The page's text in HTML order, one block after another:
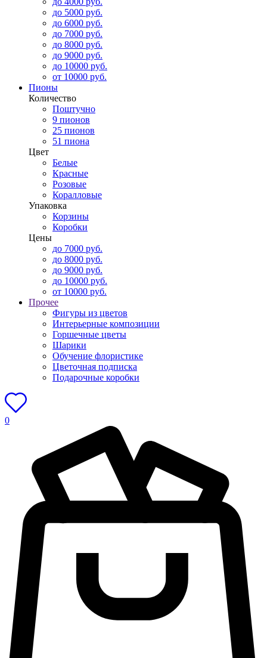
до 5000 руб.
до 6000 руб.
до 7000 руб.
до 8000 руб.
до 9000 руб.
до 10000 руб.
от 10000 руб.
Пионы
Количество
Поштучно
9 пионов
25 пионов
51 пиона
Цвет
Белые
Красные
Розовые
Коралловые
Упаковка
Корзины
Коробки
Цены
до 7000 руб.
до 8000 руб.
до 9000 руб.
до 10000 руб.
от 10000 руб.
Прочее
Фигуры из цветов
Интерьерные композиции
Горшечные цветы
Шарики
Обучение флористике
Цветочная подписка
Подарочные коробки
0